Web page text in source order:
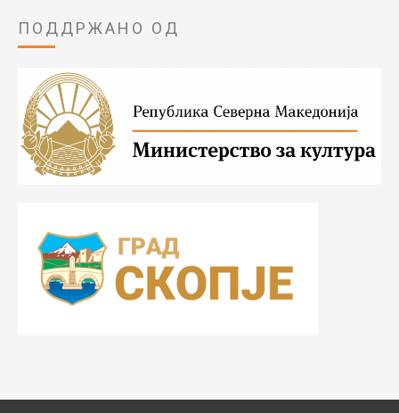
ПОДДРЖАНО ОД